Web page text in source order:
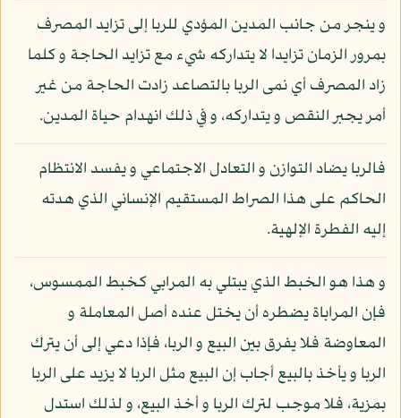
و ينجر من جانب المدين المؤدي للربا إلى تزايد المصرف
بمرور الزمان تزايدا لا يتداركه شيء مع تزايد الحاجة و كلما
زاد المصرف أي نمى الربا بالتصاعد زادت الحاجة من غير
أمر يجبر النقص و يتداركه، و في ذلك انهدام حياة المدين.
فالربا يضاد التوازن و التعادل الاجتماعي و يفسد الانتظام
الحاكم على هذا الصراط المستقيم الإنساني الذي هدته
إليه الفطرة الإلهية.
و هذا هو الخبط الذي يبتلي به المرابي كخبط الممسوس،
فإن المراباة يضطره أن يختل عنده أصل المعاملة و
المعاوضة فلا يفرق بين البيع و الربا، فإذا دعي إلى أن يترك
الربا و يأخذ بالبيع أجاب إن البيع مثل الربا لا يزيد على الربا
بمزية، فلا موجب لترك الربا و أخذ البيع، و لذلك استدل